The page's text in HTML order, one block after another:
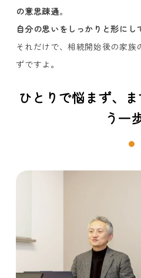
の意思疎通。
自分の思いをしっかりと形にし
それだけで、相続開始後の家族
ずですよ。
ひとりで悩まず、
う一